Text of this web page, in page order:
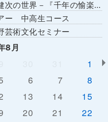
『千年の愉楽』『奇蹟』より－」
ー 中高生コース
芸術文化セミナー
8月
1
6 7
8
13 14
15
20 21
22